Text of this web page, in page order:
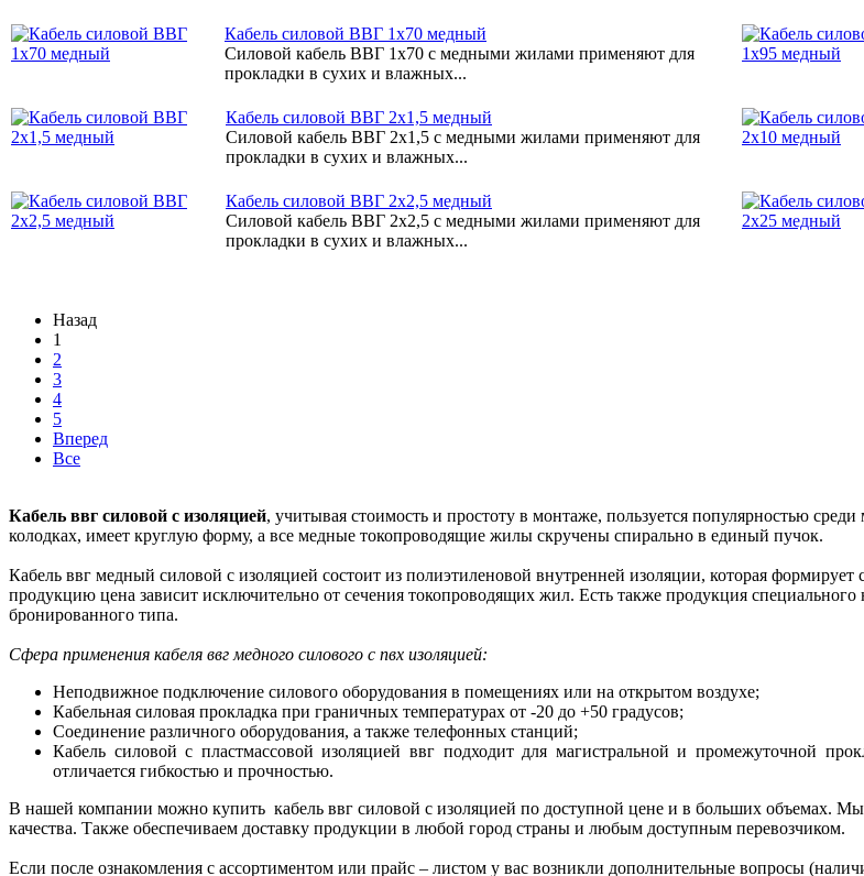
Кабель силовой ВВГ 1х70 медный
Силовой кабель ВВГ 1х70 с медными жилами применяют для
прокладки в сухих и влажных...
Кабель силовой ВВГ 2х1,5 медный
Силовой кабель ВВГ 2х1,5 с медными жилами применяют для
прокладки в сухих и влажных...
Кабель силовой ВВГ 2х2,5 медный
Силовой кабель ВВГ 2х2,5 с медными жилами применяют для
прокладки в сухих и влажных...
Назад
1
2
3
4
5
Вперед
Все
Кабель ввг силовой с изоляцией, учитывая стоимость и простоту в монтаже, пользуется популярностью
колодках, имеет круглую форму, а все медные токопроводящие жилы скручены спирально в единый пучок.
Кабель ввг медный силовой с изоляцией состоит из полиэтиленовой внутренней изоляции, которая
продукцию цена зависит исключительно от сечения токопроводящих жил. Есть также продукция
бронированного типа.
Сфера применения кабеля ввг медного силового с пвх изоляцией:
Неподвижное подключение силового оборудования в помещениях или на открытом воздухе;
Кабельная силовая прокладка при граничных температурах от -20 до +50 градусов;
Соединение различного оборудования, а также телефонных станций;
Кабель силовой с пластмассовой изоляцией ввг подходит для магистральной и промежуточной
отличается гибкостью и прочностью.
В нашей компании можно купить кабель ввг силовой с изоляцией по доступной цене и в больших объемах.
качества. Также обеспечиваем доставку продукции в любой город страны и любым доступным перевозчиком.
Если после ознакомления с ассортиментом или прайс – листом у вас возникли дополнительные вопросы